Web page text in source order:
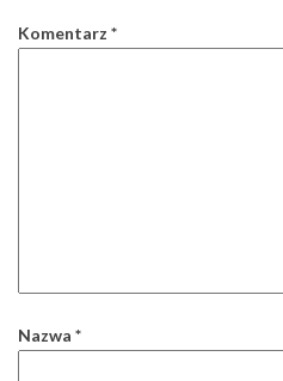
Komentarz *
Nazwa *